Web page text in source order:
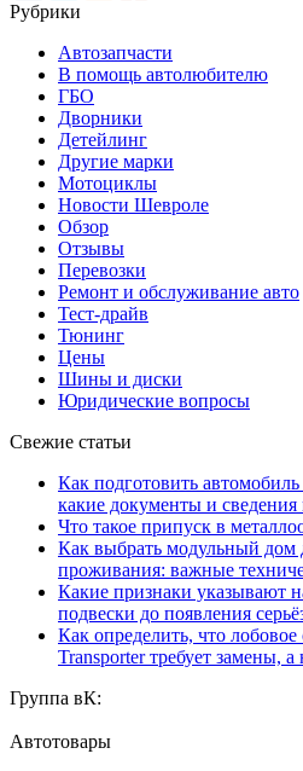
Рубрики
Автозапчасти
В помощь автолюбителю
ГБО
Дворники
Детейлинг
Другие марки
Мотоциклы
Новости Шевроле
Обзор
Отзывы
Перевозки
Ремонт и обслуживание авто
Тест-драйв
Тюнинг
Цены
Шины и диски
Юридические вопросы
Свежие статьи
Как подготовить
какие документы и сведения
Что такое припуск в
Как выбрать модульный дом
проживания: важные
Какие признаки указывают
подвески до появления
Как определить, что лобовое
Transporter требует замены, а
Группа вК:
Автотовары